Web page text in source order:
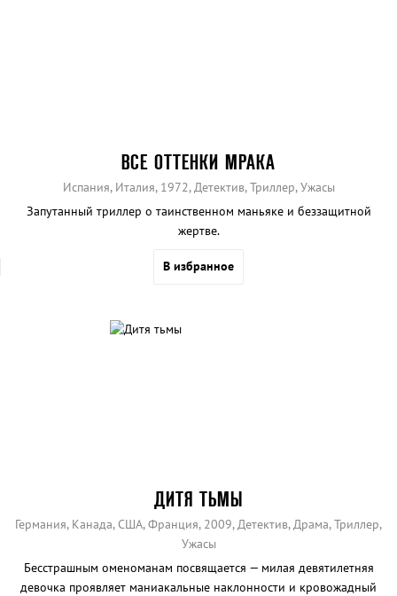
ВСЕ ОТТЕНКИ МРАКА
Испания, Италия, 1972, Детектив, Триллер, Ужасы
Запутанный триллер о таинственном маньяке и беззащитной
жертве.
В избранное
ДИТЯ ТЬМЫ
Германия, Канада, США, Франция, 2009, Детектив, Драма, Триллер,
Ужасы
Бесстрашным оменоманам посвящается — милая девятилетняя
девочка проявляет маниакальные наклонности и кровожадный